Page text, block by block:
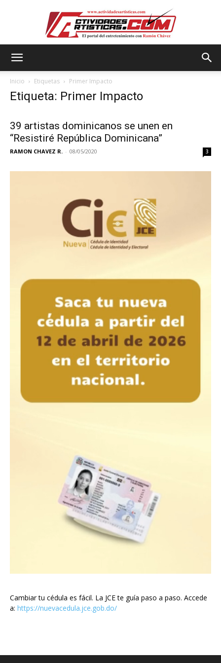
Inicio Etiquetas Primer Impacto
Etiqueta: Primer Impacto
39 artistas dominicanos se unen en
“Resistiré República Dominicana”
RAMON CHAVEZ R. - 08/05/2020 3
Cambiar tu cédula es fácil. La JCE te guía paso a paso. Accede
a: https://nuevacedula.jce.gob.do/